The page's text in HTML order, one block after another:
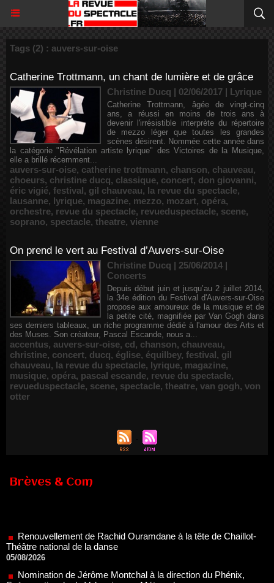
Tags (2) : auvers-sur-oise
Catherine Trottmann, un chant de lumière et de grâce
Christine Ducq | 02/06/2017 | Lyrique
Catherine Trottmann, âgée de vingt-cinq
ans, a réussi en moins de trois ans à
devenir l'irrésistible interprète du répertoire
de mezzo léger que toutes les grandes
scènes désirent. Nommée cette année dans
la catégorie "Révélation artiste lyrique" des Victoires de la Musique,
elle a brillé récemment...
auvers-sur-oise, catherine trottmann, chanson, chauveau,
choeurs, christine ducq, classique, concert, don giovanni,
éric vigié, festival, gil chauveau, la revue du spectacle,
lausanne, lyrique, magazine, mezzo, mozart, opéra,
orchestre, revue du spectacle, revueduspectacle, scene,
soprano, spectacle, theatre, vienne
On prend le vert au Festival d’Auvers-sur-Oise
Christine Ducq | 25/06/2014 |
Concerts
Depuis début juin et jusqu’au 2 juillet 2014,
la 34e édition du Festival d'Auvers-sur-Oise
propose aux amoureux de la musique et de
la petite cité, magnifiée par Van Gogh dans
ses derniers tableaux, un riche programme dédié à l'amour des Arts et
des Muses. Son créateur, Pascal Escande, nous a...
accentus, auvers-sur-oise, cd, chanson, chauveau,
christine, concert, ducq, église, équilbey, festival, gil
chauveau, la revue du spectacle, lyrique, magazine,
musique, opéra, pascal escande, revue du spectacle,
revueduspectacle, scene, spectacle, theatre, van gogh, von
otter
Brèves & Com
05/08/2026
Nomination de Jérôme Montchal à la direction du Phénix,
Scène nationale de Valenciennes Métropole
22/07/2026